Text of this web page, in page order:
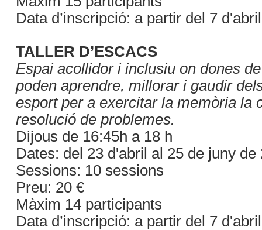
Data d’inscripció: a partir del 7
TALLER D’ESCACS
Espai acollidor i inclusiu on dones
poden aprendre, millorar i gaudir
esport per a exercitar la memòria la
resolució de problemes.
Dijous de 16:45h a 18 h
Dates: del 23 d'abril al 25 de juny de
Sessions: 10 sessions
Preu: 20 €
Màxim 14 participants
Data d’inscripció: a partir del 7